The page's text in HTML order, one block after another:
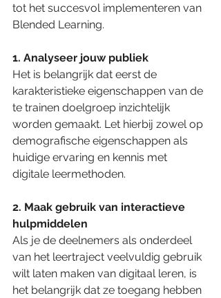
tot het succesvol implementeren van
Blended Learning.
1. Analyseer jouw publiek
Het is belangrijk dat eerst de
karakteristieke eigenschappen van de
te trainen doelgroep inzichtelijk
worden gemaakt. Let hierbij zowel op
demografische eigenschappen als
huidige ervaring en kennis met
digitale leermethoden.
2. Maak gebruik van interactieve
hulpmiddelen
Als je de deelnemers als onderdeel
van het leertraject veelvuldig gebruik
wilt laten maken van digitaal leren, is
het belangrijk dat ze toegang hebben